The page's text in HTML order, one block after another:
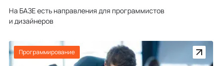
На БАЗЕ есть направления для программистов
и дизайнеров
Программирование